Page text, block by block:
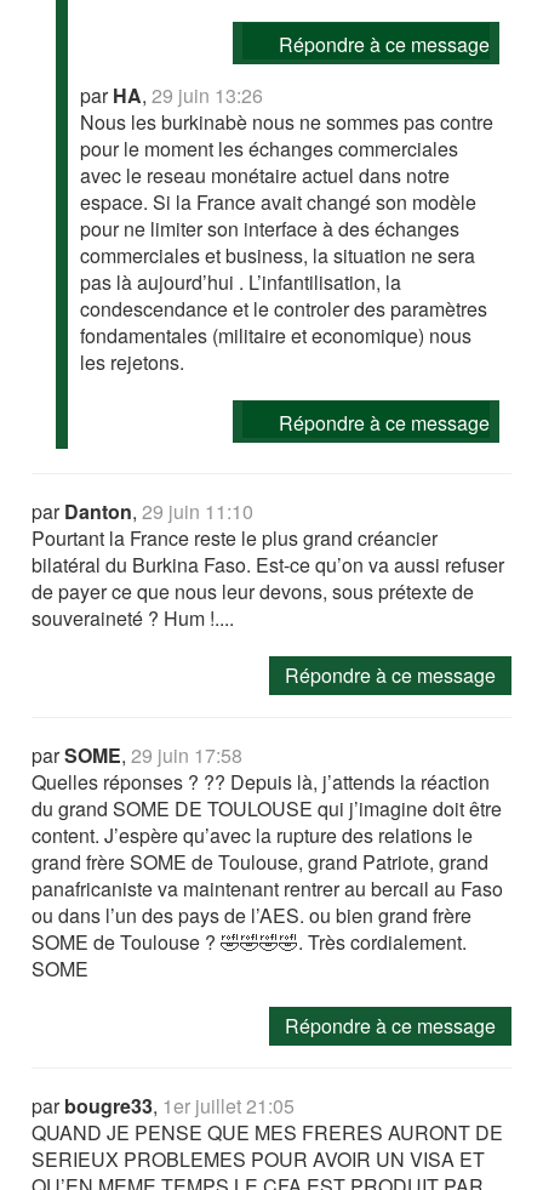
Répondre à ce message
parHA,29 juin 13:26
Nous les burkinabè nous ne sommes pas contre
pour le moment les échanges commerciales
avec le reseau monétaire actuel dans notre
espace. Si la France avait changé son modèle
pour ne limiter son interface à des échanges
commerciales et business, la situation ne sera
pas là aujourd’hui . L’infantilisation, la
condescendance et le controler des paramètres
fondamentales (militaire et economique) nous
les rejetons.
Répondre à ce message
parDanton,29 juin 11:10
Pourtant la France reste le plus grand créancier
bilatéral du Burkina Faso. Est-ce qu’on va aussi refuser
de payer ce que nous leur devons, sous prétexte de
souveraineté ? Hum !....
Répondre à ce message
parSOME,29 juin 17:58
Quelles réponses ? ?? Depuis là, j’attends la réaction
du grand SOME DE TOULOUSE qui j’imagine doit être
content. J’espère qu’avec la rupture des relations le
grand frère SOME de Toulouse, grand Patriote, grand
panafricaniste va maintenant rentrer au bercail au Faso
ou dans l’un des pays de l’AES. ou bien grand frère
SOME de Toulouse ? 🤣🤣🤣🤣. Très cordialement.
SOME
Répondre à ce message
parbougre33, 1er juillet 21:05
QUAND JE PENSE QUE MES FRERES AURONT DE
SERIEUX PROBLEMES POUR AVOIR UN VISA ET